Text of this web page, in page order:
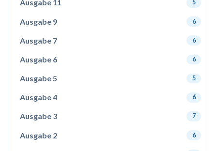
Ausgabe 11 5
Ausgabe 9 6
Ausgabe 7 6
Ausgabe 6 6
Ausgabe 5 5
Ausgabe 4 6
Ausgabe 3 7
Ausgabe 2 6